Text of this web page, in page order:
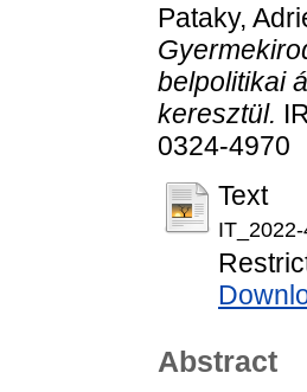
Pataky,
belpolitikai
keresztül.
0324-4970
Text
Abstract